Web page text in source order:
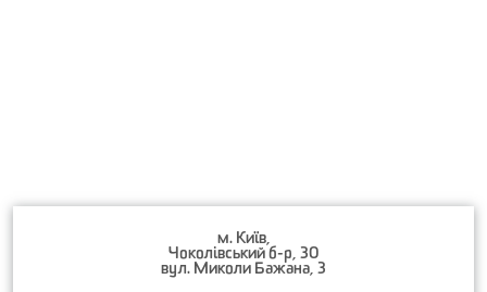
м. Київ,
Чоколівський б-р, 30
вул. Миколи Бажана, 3